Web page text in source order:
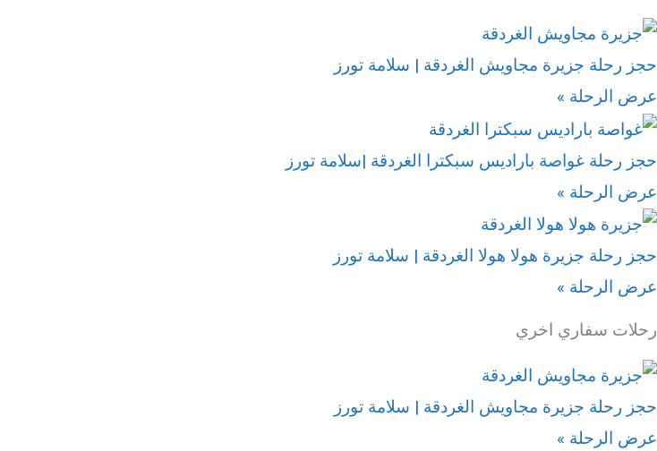
حجز رحلة جزيرة مجاويش الغردقة | سلامة تورز
عرض الرحلة »
حجز رحلة غواصة باراديس سبكترا الغردقة |سلامة تورز
عرض الرحلة »
حجز رحلة جزيرة هولا هولا الغردقة | سلامة تورز
عرض الرحلة »
رحلات سفاري اخري
حجز رحلة جزيرة مجاويش الغردقة | سلامة تورز
عرض الرحلة »